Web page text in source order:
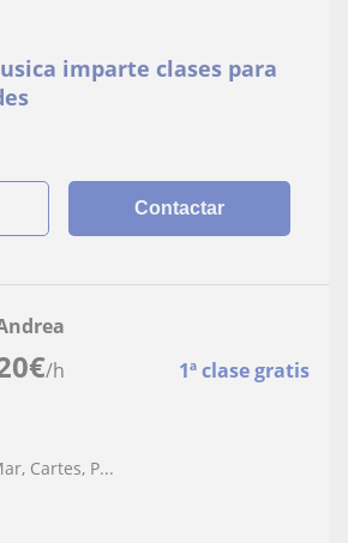
imparte clases para
Contactar
€/h 1ª clase gratis
Cartes, P...